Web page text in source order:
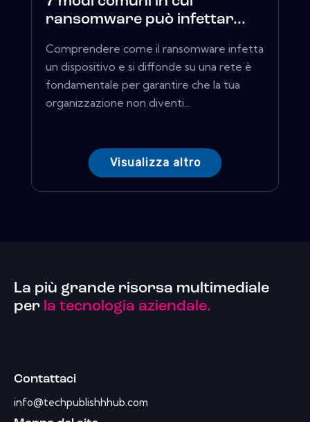
ransomware può infettar...
Comprendere come il ransomware infetta
un dispositivo e si diffonde su una rete è
fondamentale per garantire che la tua
organizzazione non diventi...
Visualizza altro
La più grande risorsa multimediale
per la tecnologia aziendale.
Contattaci
info@techpublishhhub.com